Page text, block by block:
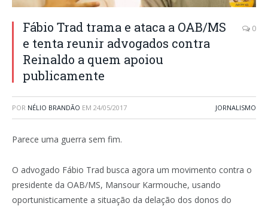
Fábio Trad trama e ataca a OAB/MS
e tenta reunir advogados contra
Reinaldo a quem apoiou
publicamente
0
POR NÉLIO BRANDÃO EM 24/05/2017 JORNALISMO
Parece uma guerra sem fim.
O advogado Fábio Trad busca agora um movimento contra o
presidente da OAB/MS, Mansour Karmouche, usando
oportunisticamente a situação da delação dos donos do